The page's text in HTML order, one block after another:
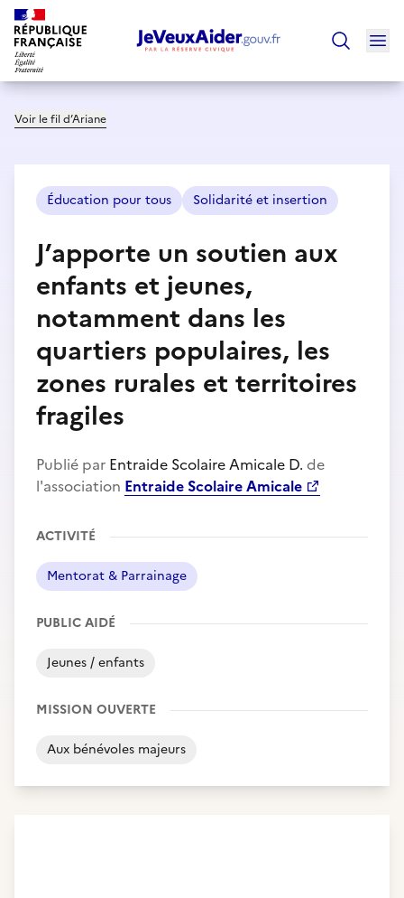
Voir le fil d’Ariane
Éducation pour tous Solidarité et insertion
J’apporte un soutien aux
enfants et jeunes,
notamment dans les
quartiers populaires, les
zones rurales et territoires
fragiles
Publié par Entraide Scolaire Amicale D. de
l'association Entraide Scolaire Amicale
ACTIVITÉ
Mentorat & Parrainage
PUBLIC AIDÉ
Jeunes / enfants
MISSION OUVERTE
Aux bénévoles majeurs